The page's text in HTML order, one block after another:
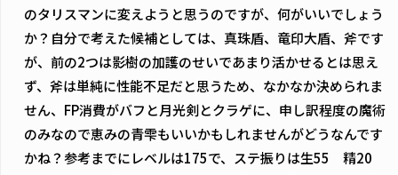
のタリスマンに変えようと思うのですが、何がいいでしょう
か？自分で考えた候補としては、真珠盾、竜印大盾、斧です
が、前の2つは影樹の加護のせいであまり活かせるとは思え
ず、斧は単純に性能不足だと思うため、なかなか決められま
せん、FP消費がバフと月光剣とクラゲに、申し訳程度の魔術
のみなので恵みの青雫もいいかもしれませんがどうなんです
かね？参考までにレベルは175で、ステ振りは生55 精20